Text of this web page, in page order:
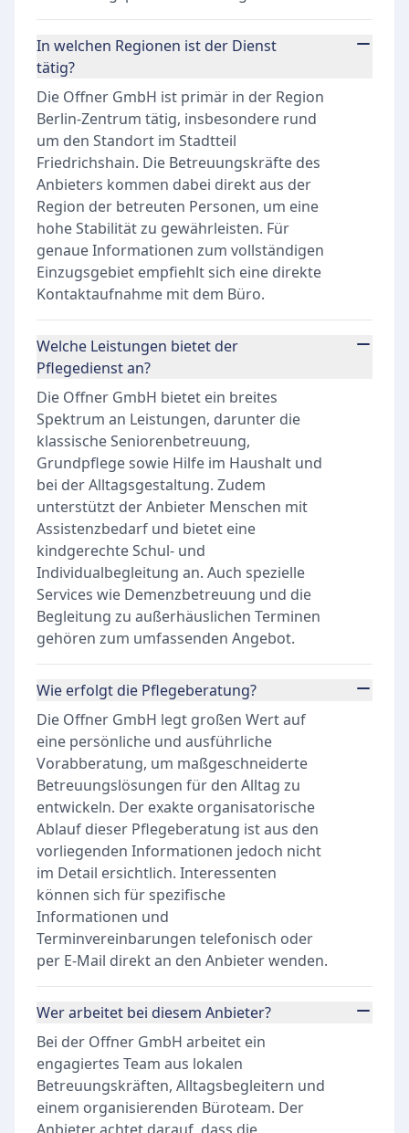
In welchen Regionen ist der Dienst
tätig?
Die Offner GmbH ist primär in der Region
Berlin-Zentrum tätig, insbesondere rund
um den Standort im Stadtteil
Friedrichshain. Die Betreuungskräfte des
Anbieters kommen dabei direkt aus der
Region der betreuten Personen, um eine
hohe Stabilität zu gewährleisten. Für
genaue Informationen zum vollständigen
Einzugsgebiet empfiehlt sich eine direkte
Kontaktaufnahme mit dem Büro.
Welche Leistungen bietet der
Pflegedienst an?
Die Offner GmbH bietet ein breites
Spektrum an Leistungen, darunter die
klassische Seniorenbetreuung,
Grundpflege sowie Hilfe im Haushalt und
bei der Alltagsgestaltung. Zudem
unterstützt der Anbieter Menschen mit
Assistenzbedarf und bietet eine
kindgerechte Schul- und
Individualbegleitung an. Auch spezielle
Services wie Demenzbetreuung und die
Begleitung zu außerhäuslichen Terminen
gehören zum umfassenden Angebot.
Wie erfolgt die Pflegeberatung?
Die Offner GmbH legt großen Wert auf
eine persönliche und ausführliche
Vorabberatung, um maßgeschneiderte
Betreuungslösungen für den Alltag zu
entwickeln. Der exakte organisatorische
Ablauf dieser Pflegeberatung ist aus den
vorliegenden Informationen jedoch nicht
im Detail ersichtlich. Interessenten
können sich für spezifische
Informationen und
Terminvereinbarungen telefonisch oder
per E-Mail direkt an den Anbieter wenden.
Wer arbeitet bei diesem Anbieter?
Bei der Offner GmbH arbeitet ein
engagiertes Team aus lokalen
Betreuungskräften, Alltagsbegleitern und
einem organisierenden Büroteam. Der